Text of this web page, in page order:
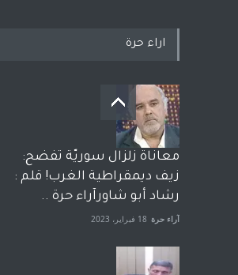
اراء حرة
معاناة زلزال سوريّة تفضح:
زيف ديمقراطية الغرب! قلم :
رشاد أبو شاورآراء حرة ..
آراء حرة 18 فبراير، 2023